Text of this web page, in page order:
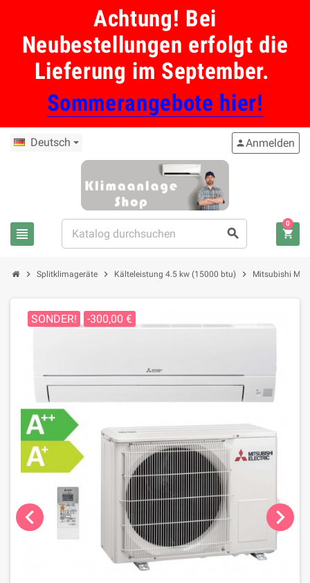
Achtung! Bei
Neubestellungen erfolgt die
Lieferung im September.
Sommerangebote hier!
Deutsch
view_headline search
personAnmelden
shopping_cart
0
chevron_right Splitklimageräte chevron_right Kälteleistung 4.5 kw (15000 btu) chevron_right Mitsubishi
chevron_left chevron_right
SONDER! -300,00 €